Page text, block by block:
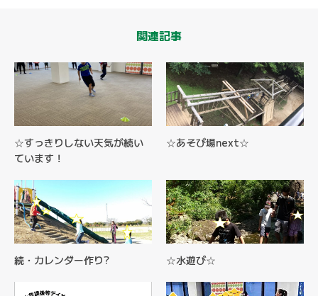
関連記事
☆すっきりしない天気が続い
ています！
☆あそび場next☆
続・カレンダー作り? ☆水遊び☆